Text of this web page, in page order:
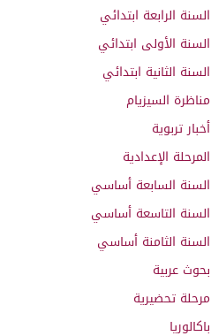
السنة الرابعة ابتدائي
السنة الأولى ابتدائي
السنة الثانية ابتدائي
مناظرة السيزيام
أخبار تربوية
المرحلة الإعدادية
السنة السابعة أساسي
السنة التاسعة أساسي
السنة الثامنة أساسي
بحوث عربية
مرحلة تحضيرية
باكالوريا